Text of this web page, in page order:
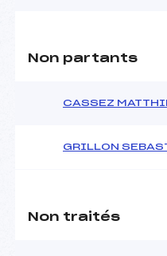
Non partants
CASSEZ
GRILLON
Non traités